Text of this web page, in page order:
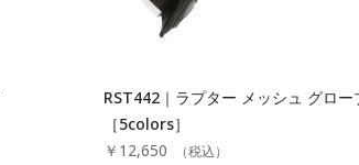
RST442｜ラプター メッシュ グロー
［5colors］
￥12,650
（税込）